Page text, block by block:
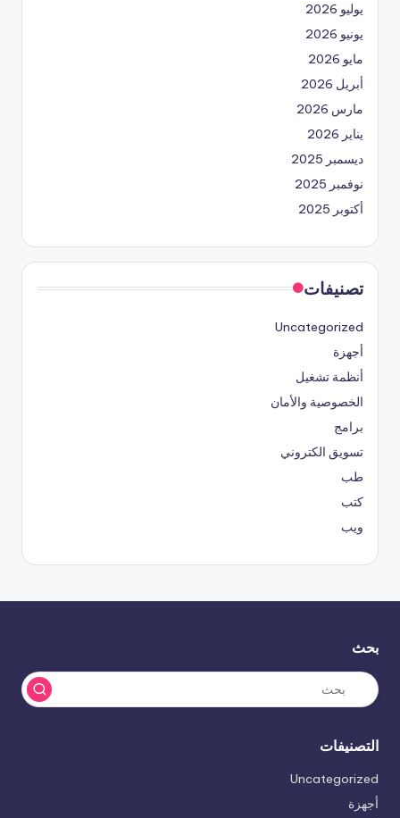
يوليو 2026
يونيو 2026
مايو 2026
أبريل 2026
مارس 2026
يناير 2026
ديسمبر 2025
نوفمبر 2025
أكتوبر 2025
تصنيفات
Uncategorized
أجهزة
أنظمة تشغيل
الخصوصية والأمان
برامج
تسويق الكتروني
طب
كتب
ويب
بحث
التصنيفات
Uncategorized
أجهزة